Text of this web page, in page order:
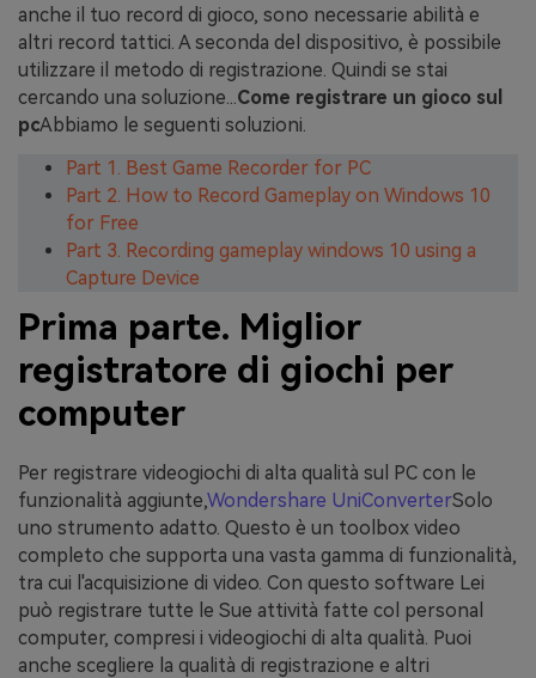
anche il tuo record di gioco, sono necessarie abilità e
altri record tattici. A seconda del dispositivo, è possibile
utilizzare il metodo di registrazione. Quindi se stai
cercando una soluzione... Come registrare un gioco sul
pcAbbiamo le seguenti soluzioni.
Part 1. Best Game Recorder for PC
Part 2. How to Record Gameplay on Windows 10
for Free
Part 3. Recording gameplay windows 10 using a
Capture Device
Prima parte. Miglior
registratore di giochi per
computer
Per registrare videogiochi di alta qualità sul PC con le
funzionalità aggiunte,Wondershare UniConverterSolo
uno strumento adatto. Questo è un toolbox video
completo che supporta una vasta gamma di funzionalità,
tra cui l'acquisizione di video. Con questo software Lei
può registrare tutte le Sue attività fatte col personal
computer, compresi i videogiochi di alta qualità. Puoi
anche scegliere la qualità di registrazione e altri